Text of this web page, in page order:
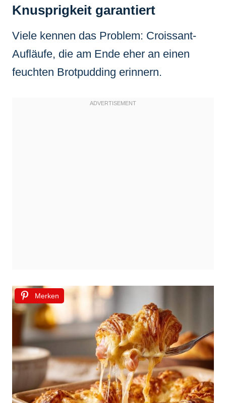
Knusprigkeit garantiert
Viele kennen das Problem: Croissant-
Aufläufe, die am Ende eher an einen
feuchten Brotpudding erinnern.
Merken